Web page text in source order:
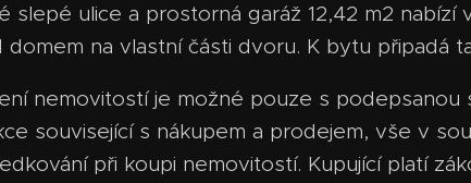
slepé ulice a prostorná garáž 12,42 m2
na vlastní části dvoru. K bytu připadá
nemovitostí je možné pouze s
související s nákupem a prodejem, vše v
při koupi nemovitostí. Kupující platí